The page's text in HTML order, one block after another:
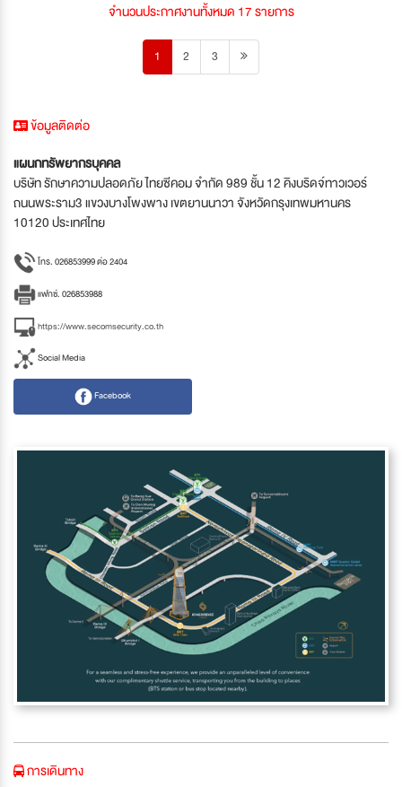
จำนวนประกาศงานทั้งหมด 17 รายการ
1 2 3
ข้อมูลติดต่อ
แผนกทรัพยากรบุคคล
บริษัท รักษาความปลอดภัย ไทยซีคอม จำกัด 989 ชั้น 12 คิงบริดจ์ทาวเวอร์
ถนนพระราม3 แขวงบางโพงพาง เขตยานนาวา จังหวัดกรุงเทพมหานคร
10120 ประเทศไทย
โทร. 026853999 ต่อ 2404
แฟกซ์. 026853988
https://www.secomsecurity.co.th
Social Media
Facebook
การเดินทาง